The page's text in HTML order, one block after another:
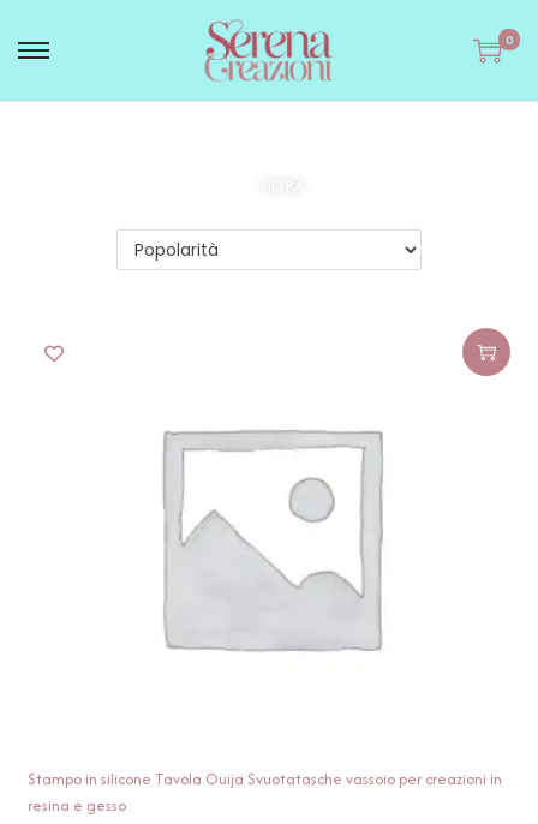
0
Stampo in silicone Tavola Ouija Svuotatasche vassoio per creazioni in
resina e gesso